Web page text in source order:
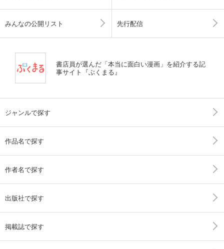
みんなの公開リスト 先行配信
書店員が選んだ「本当に面白い漫画」を紹介する記
事サイト『ぶくまる』
ジャンルで探す
作品名で探す
作者名で探す
出版社で探す
掲載誌で探す